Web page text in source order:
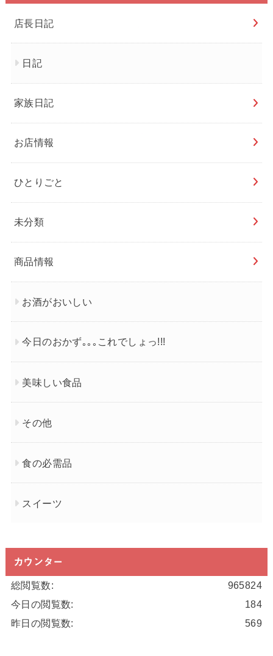
店長日記
日記
家族日記
お店情報
ひとりごと
未分類
商品情報
お酒がおいしい
今日のおかず｡｡｡これでしょっ!!!
美味しい食品
その他
食の必需品
スイーツ
カウンター
965824
総閲覧数:
184
今日の閲覧数:
569
昨日の閲覧数: